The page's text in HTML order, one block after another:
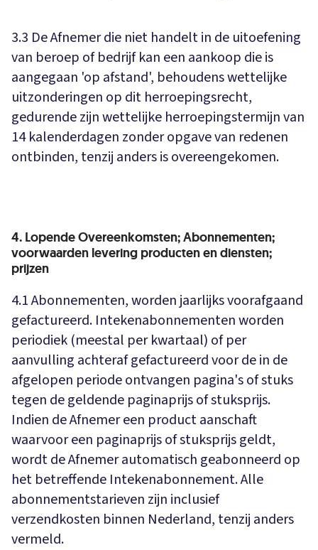
3.3 De Afnemer die niet handelt in de uitoefening
van beroep of bedrijf kan een aankoop die is
aangegaan 'op afstand', behoudens wettelijke
uitzonderingen op dit herroepingsrecht,
gedurende zijn wettelijke herroepingstermijn van
14 kalenderdagen zonder opgave van redenen
ontbinden, tenzij anders is overeengekomen.
4. Lopende Overeenkomsten; Abonnementen;
voorwaarden levering producten en diensten;
prijzen
4.1 Abonnementen, worden jaarlijks voorafgaand
gefactureerd. Intekenabonnementen worden
periodiek (meestal per kwartaal) of per
aanvulling achteraf gefactureerd voor de in de
afgelopen periode ontvangen pagina's of stuks
tegen de geldende paginaprijs of stuksprijs.
Indien de Afnemer een product aanschaft
waarvoor een paginaprijs of stuksprijs geldt,
wordt de Afnemer automatisch geabonneerd op
het betreffende Intekenabonnement. Alle
abonnementstarieven zijn inclusief
verzendkosten binnen Nederland, tenzij anders
vermeld.